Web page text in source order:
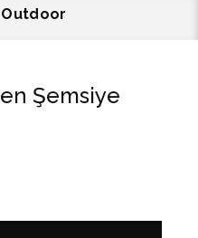
Outdoor
Şemsiye